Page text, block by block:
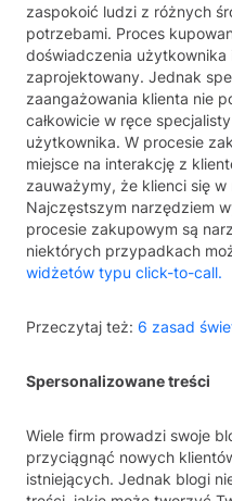
zaspokoić ludzi z różnych
potrzebami. Proces
doświadczenia użytkownika
zaprojektowany. Jednak
zaangażowania klienta nie
całkowicie w ręce
użytkownika. W procesie
miejsce na interakcję z
zauważymy, że klienci się w
Najczęstszym narzędziem
procesie zakupowym są
niektórych przypadkach
widżetów typu click-to-call.
Przeczytaj też: 6 zasad
Spersonalizowane treści
Wiele firm prowadzi swoje
przyciągnąć nowych
istniejących. Jednak blogi